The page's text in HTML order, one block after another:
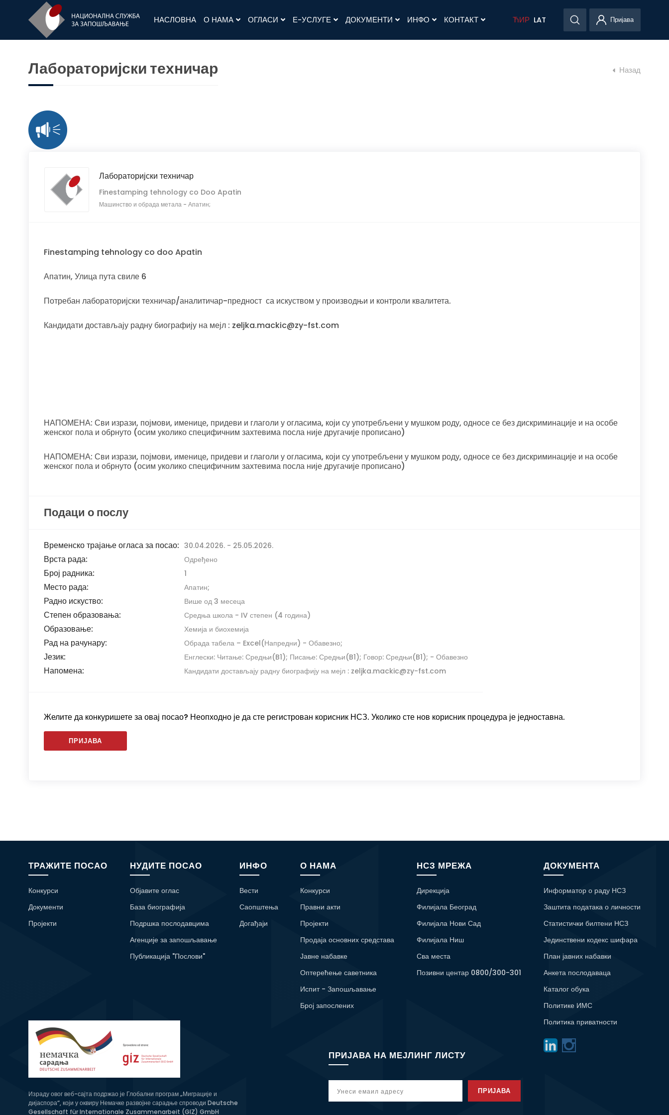
НАСЛОВНА О НАМА ОГЛАСИ Е-УСЛУГЕ ДОКУМЕНТИ ИНФО КОНТАКТ ЋИР LAT Пријава
Лабораторијски техничар Назад
Лабораторијски техничар
Finestamping tehnology co Doo Apatin
Машинство и обрада метала - Апатин;
Finestamping tehnology co doo Apatin
Апатин, Улица пута свиле 6
Потребан лабораторијски техничар/аналитичар-предност са искуством у производњи и контроли квалитета.
Кандидати достављају радну биографију на мејл : zeljka.mackic@zy-fst.com
НАПОМЕНА: Сви изрази, појмови, именице, придеви и глаголи у огласима, који су употребљени у мушком роду, односе се без дискриминације и на особе
женског пола и обрнуто (осим уколико специфичним захтевима посла није другачије прописано)
НАПОМЕНА: Сви изрази, појмови, именице, придеви и глаголи у огласима, који су употребљени у мушком роду, односе се без дискриминације и на особе
женског пола и обрнуто (осим уколико специфичним захтевима посла није другачије прописано)
Подаци о послу
Временско трајање огласа за посао: 30.04.2026. - 25.05.2026.
Врста рада: Одређено
Број радника: 1
Место рада: Апатин;
Радно искуство: Више од 3 месеца
Степен образовања: Средња школа - IV степен (4 година)
Образовање: Хемија и биохемија
Рад на рачунару: Обрада табела – Excel(Напредни) - Обавезно;
Језик: Енглески: Читање: Средњи(B1); Писање: Средњи(B1); Говор: Средњи(B1); - Обавезно
Напомена: Кандидати достављају радну биографију на мејл : zeljka.mackic@zy-fst.com
Желите да конкуришете за овај посао? Неопходно је да сте регистрован корисник НСЗ. Уколико сте нов корисник процедура је једноставна.
ПРИЈАВА
ТРАЖИТЕ ПОСАО
Конкурси
Документи
Пројекти
НУДИТЕ ПОСАО
Објавите оглас
База биографија
Подршка послодавцима
Агенције за запошљавање
Публикација "Послови"
ИНФО
Вести
Саопштења
Догађаји
О НАМА
Конкурси
Правни акти
Пројекти
Продаја основних средстава
Јавне набавке
Оптерећење саветника
Испит - Запошљавање
Број запослених
НСЗ МРЕЖА
Дирекција
Филијала Београд
Филијала Нови Сад
Филијала Ниш
Сва места
Позивни центар 0800/300-301
ДОКУМЕНТА
Информатор о раду НСЗ
Заштита података о личности
Статистички билтени НСЗ
Јединствени кодекс шифара
План јавних набавки
Анкета послодаваца
Каталог обука
Политике ИМС
Политика приватности
Израду овог веб-сајта подржао је Глобални програм „Миграције и
дијаспора“, који у оквиру Немачке развојне сарадње спроводи Deutsche
Gesellschaft für Internationale Zusammenarbeit (GIZ) GmbH
ПРИЈАВА НА МЕЈЛИНГ ЛИСТУ
ПРИЈАВА